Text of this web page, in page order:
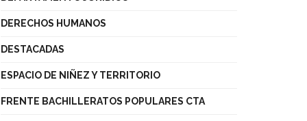
DERECHOS HUMANOS
DESTACADAS
ESPACIO DE NIÑEZ Y TERRITORIO
FRENTE BACHILLERATOS POPULARES CTA